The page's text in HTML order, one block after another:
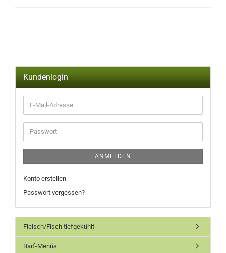
Kundenlogin
ANMELDEN
Konto erstellen
Passwort vergessen?
Fleisch/Fisch tiefgekühlt
Barf-Menüs